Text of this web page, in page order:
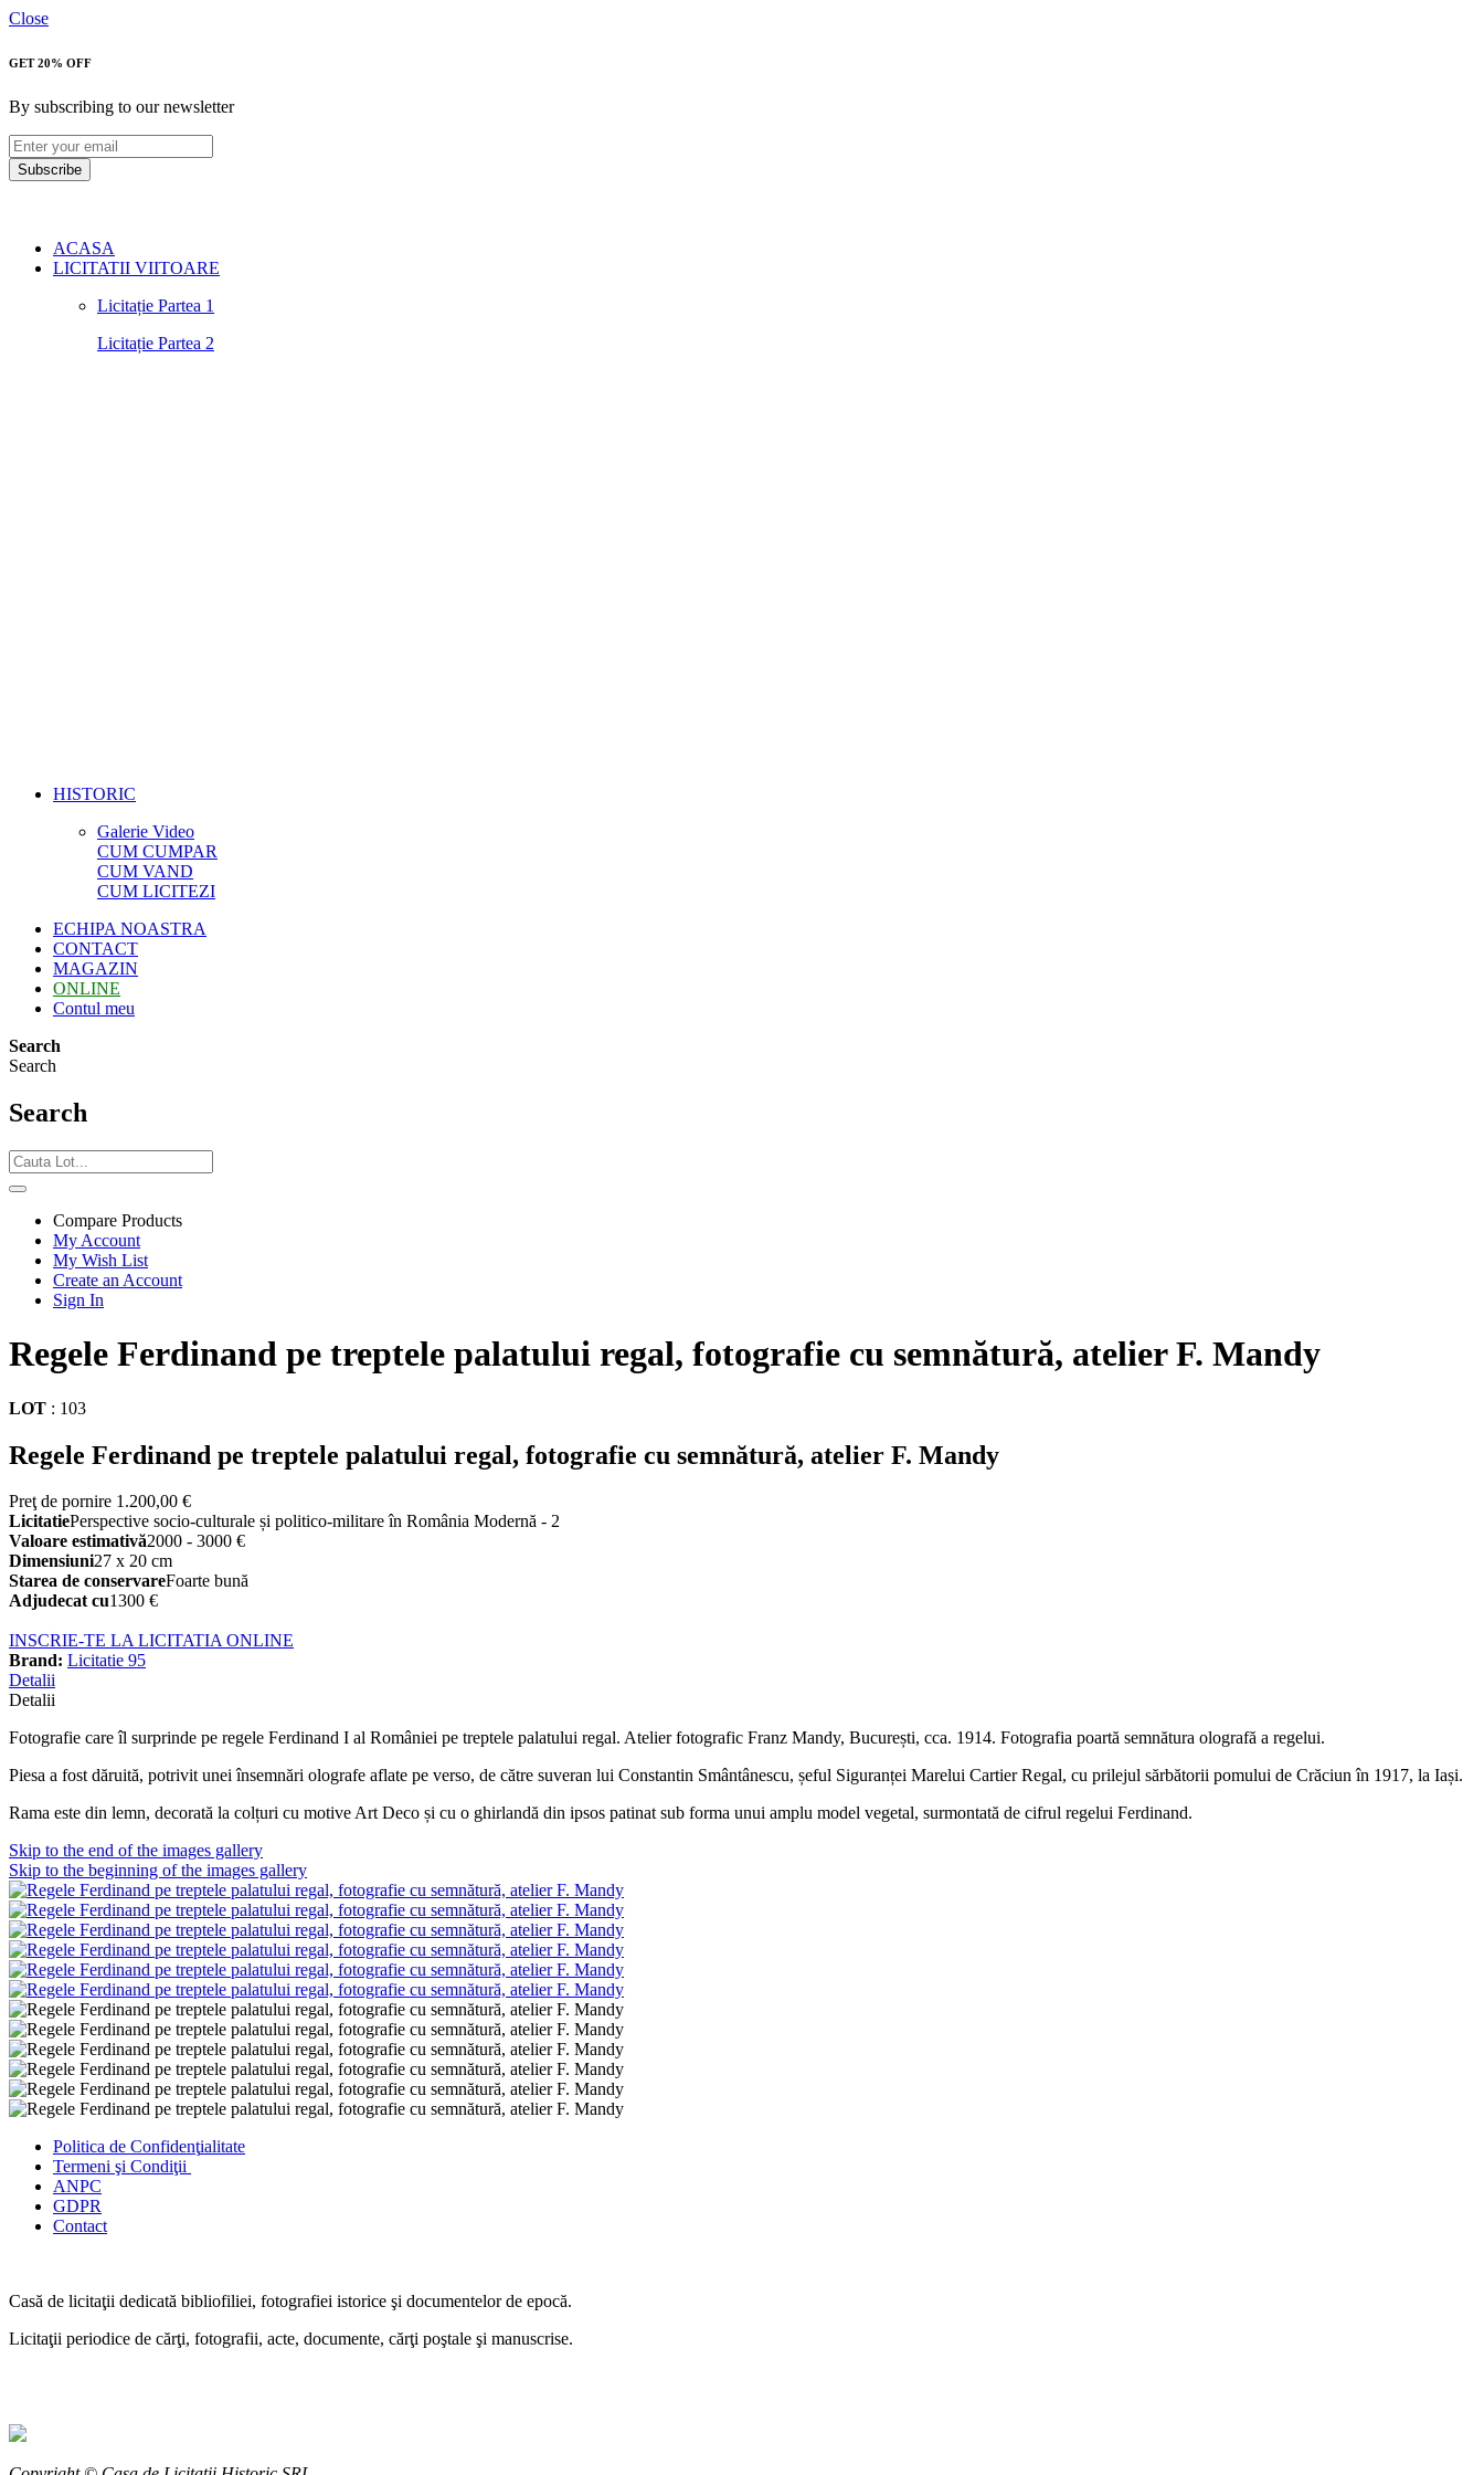
Close
GET 20% OFF
By subscribing to our newsletter
Subscribe
ACASA
LICITATII VIITOARE
Licitație Partea 1
Licitație Partea 2
HISTORIC
Galerie Video
CUM CUMPAR
CUM VAND
CUM LICITEZI
ECHIPA NOASTRA
CONTACT
MAGAZIN
ONLINE
Contul meu
Search
Search
Search
Compare Products
My Account
My Wish List
Create an Account
Sign In
Regele Ferdinand pe treptele palatului regal, fotografie cu semnătură, atelier F. Mandy
LOT : 103
Regele Ferdinand pe treptele palatului regal, fotografie cu semnătură, atelier F. Mandy
Preţ de pornire 1.200,00 €
LicitatiePerspective socio-culturale și politico-militare în România Modernă - 2
Valoare estimativă2000 - 3000 €
Dimensiuni27 x 20 cm
Starea de conservareFoarte bună
Adjudecat cu1300 €
INSCRIE-TE LA LICITATIA ONLINE
Brand: Licitatie 95
Detalii
Detalii
Fotografie care îl surprinde pe regele Ferdinand I al României pe treptele palatului regal. Atelier fotografic Franz Mandy, București, cca. 1914. Fotografia poartă semnătura olografă a regelui.
Piesa a fost dăruită, potrivit unei însemnări olografe aflate pe verso, de către suveran lui Constantin Smântânescu, șeful Siguranței Marelui Cartier Regal, cu prilejul sărbătorii pomului de Crăciun în 1917, la Iași.
Rama este din lemn, decorată la colțuri cu motive Art Deco și cu o ghirlandă din ipsos patinat sub forma unui amplu model vegetal, surmontată de cifrul regelui Ferdinand.
Skip to the end of the images gallery
Skip to the beginning of the images gallery
Politica de Confidenţialitate
Termeni şi Condiţii
ANPC
GDPR
Contact
Casă de licitaţii dedicată bibliofiliei, fotografiei istorice şi documentelor de epocă.
Licitaţii periodice de cărţi, fotografii, acte, documente, cărţi poştale şi manuscrise.